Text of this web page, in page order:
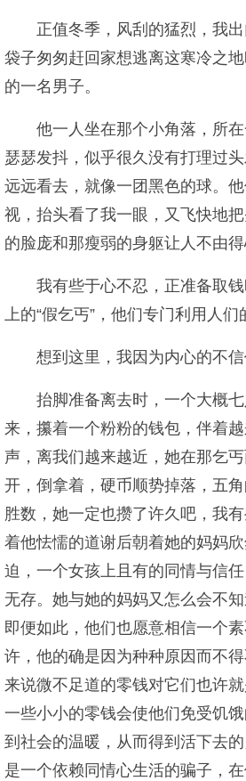
正值冬季，风刮的猛烈，我
袋子匆匆赶回家想逃离这寒冷之
的一名男子。
他一人坐在那个小角落，所
瑟瑟发抖，似乎很久没有打理过
远远看去，就像一团黑色的球。
视，抬头看了我一眼，又飞快地
的脸庞和那瘦弱的身躯让人不由得
我有些于心不忍，正准备取
上的“假乞丐”，他们专门利用人们
想到这里，我因为内心的不信
抬脚准备离去时，一个大概
来，攥着一个粉粉的钱包，伴着
声，离我们越来越近，她在那乞
开，倒拿着，硬币顺势掉落，五
胜数，她一定也攒了许久吧，我
着他怯懦的道谢后朝着她的妈妈
迫，一个女孩上且有的同情与信
无存。她与她的妈妈又怎么会不知
即便如此，他们也愿意相信一个
许，他的确是因为种种原因而不
来说微不足道的零钱对它们也许
一些小小的零钱会使他们免受饥
到社会的温暖，从而得到活下去
是一个依赖同情心生活的骗子，